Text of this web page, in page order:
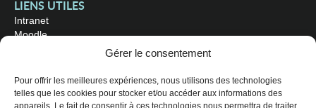
Gérer le consentement
Pour offrir les meilleures expériences, nous utilisons des technologies
telles que les cookies pour stocker et/ou accéder aux informations des
appareils. Le fait de consentir à ces technologies nous permettra de traiter
LIENS UTILES
Intranet
Moodle
OÙ NOUS TROUVER